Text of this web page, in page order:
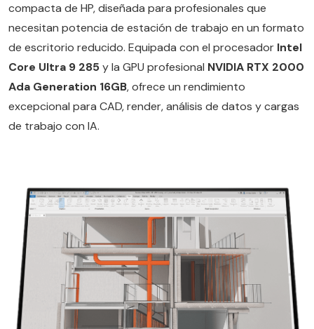
compacta de HP, diseñada para profesionales que
necesitan potencia de estación de trabajo en un formato
de escritorio reducido. Equipada con el procesador Intel
Core Ultra 9 285y la GPU profesional NVIDIA RTX 2000
Ada Generation 16GB, ofrece un rendimiento
excepcional para CAD, render, análisis de datos y cargas
de trabajo con IA.